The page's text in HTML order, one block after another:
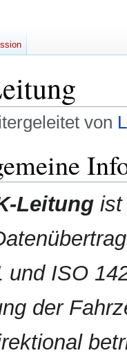
von
Leitung ist
und ISO
der